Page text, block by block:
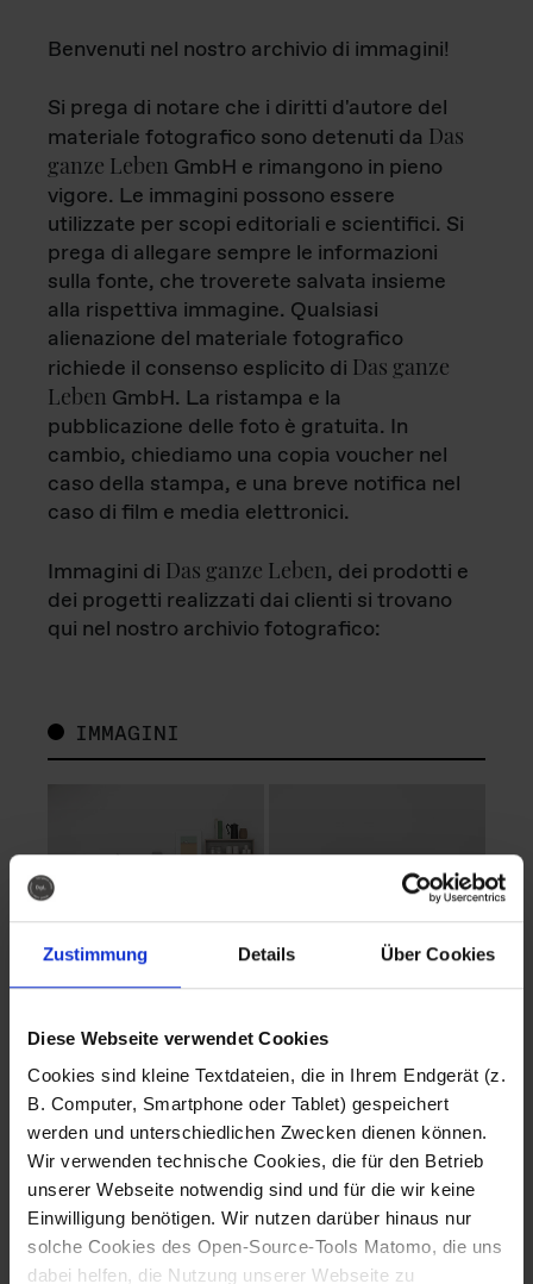
Zustimmung Details Über Cookies
Diese Webseite verwendet Cookies
Cookies sind kleine Textdateien, die in Ihrem Endgerät (z.
B. Computer, Smartphone oder Tablet) gespeichert
werden und unterschiedlichen Zwecken dienen können.
Wir verwenden technische Cookies, die für den Betrieb
unserer Webseite notwendig sind und für die wir keine
Einwilligung benötigen. Wir nutzen darüber hinaus nur
solche Cookies des Open-Source-Tools Matomo, die uns
dabei helfen, die Nutzung unserer Webseite zu
Benvenuti nel nostro archivio di immagini!
Si prega di notare che i diritti d'autore del
materiale fotografico sono detenuti da Das
ganze Leben GmbH e rimangono in pieno
vigore. Le immagini possono essere
utilizzate per scopi editoriali e scientifici. Si
prega di allegare sempre le informazioni
sulla fonte, che troverete salvata insieme
alla rispettiva immagine. Qualsiasi
alienazione del materiale fotografico
richiede il consenso esplicito di Das ganze
Leben GmbH. La ristampa e la
pubblicazione delle foto è gratuita. In
cambio, chiediamo una copia voucher nel
caso della stampa, e una breve notifica nel
caso di film e media elettronici.
Immagini di Das ganze Leben, dei prodotti e
dei progetti realizzati dai clienti si trovano
qui nel nostro archivio fotografico:
IMMAGINI
Fotografo: Lorenz
Sternbach
Download
Fotografo: Lorenz
Sternbach
Download